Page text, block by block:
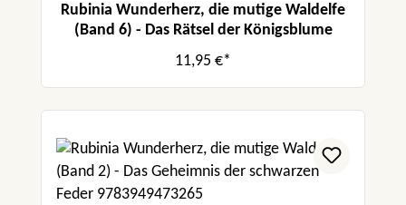
Rubinia Wunderherz, die mutige Waldelfe
(Band 6) - Das Rätsel der Königsblume
11,95 €*